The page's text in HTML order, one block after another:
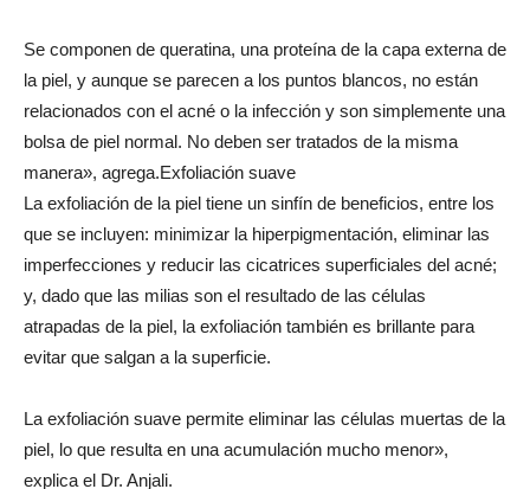
Se componen de queratina, una proteína de la capa externa de
la piel, y aunque se parecen a los puntos blancos, no están
relacionados con el acné o la infección y son simplemente una
bolsa de piel normal. No deben ser tratados de la misma
manera», agrega.Exfoliación suave
La exfoliación de la piel tiene un sinfín de beneficios, entre los
que se incluyen: minimizar la hiperpigmentación, eliminar las
imperfecciones y reducir las cicatrices superficiales del acné;
y, dado que las milias son el resultado de las células
atrapadas de la piel, la exfoliación también es brillante para
evitar que salgan a la superficie.
La exfoliación suave permite eliminar las células muertas de la
piel, lo que resulta en una acumulación mucho menor»,
explica el Dr. Anjali.